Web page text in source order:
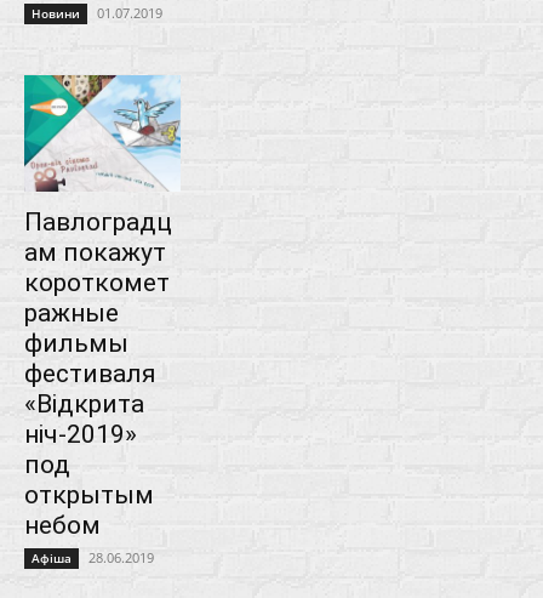
Новини 01.07.2019
Павлоградц
ам покажут
короткомет
ражные
фильмы
фестиваля
«Відкрита
ніч-2019»
под
открытым
небом
Афіша 28.06.2019